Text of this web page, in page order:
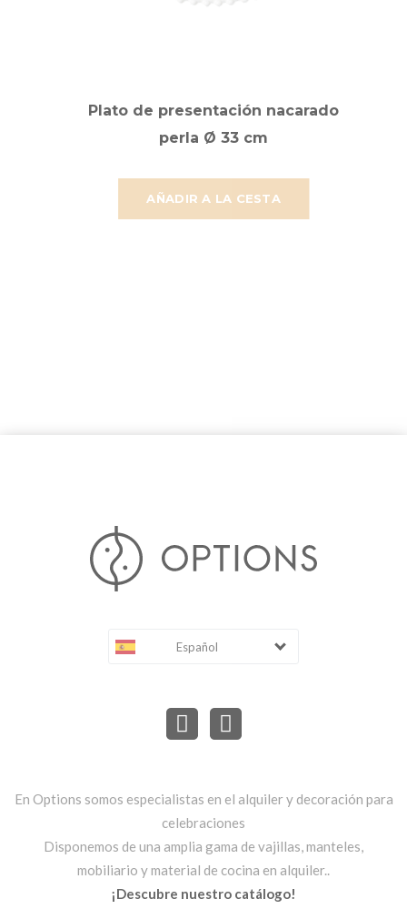
AÑADIR A LA CESTA
Plato de presentación nacarado
perla Ø 33 cm
Español
En Options somos especialistas en el alquiler y decoración para
celebraciones
Disponemos de una amplia gama de vajillas, manteles,
mobiliario y material de cocina en alquiler..
¡Descubre nuestro catálogo!